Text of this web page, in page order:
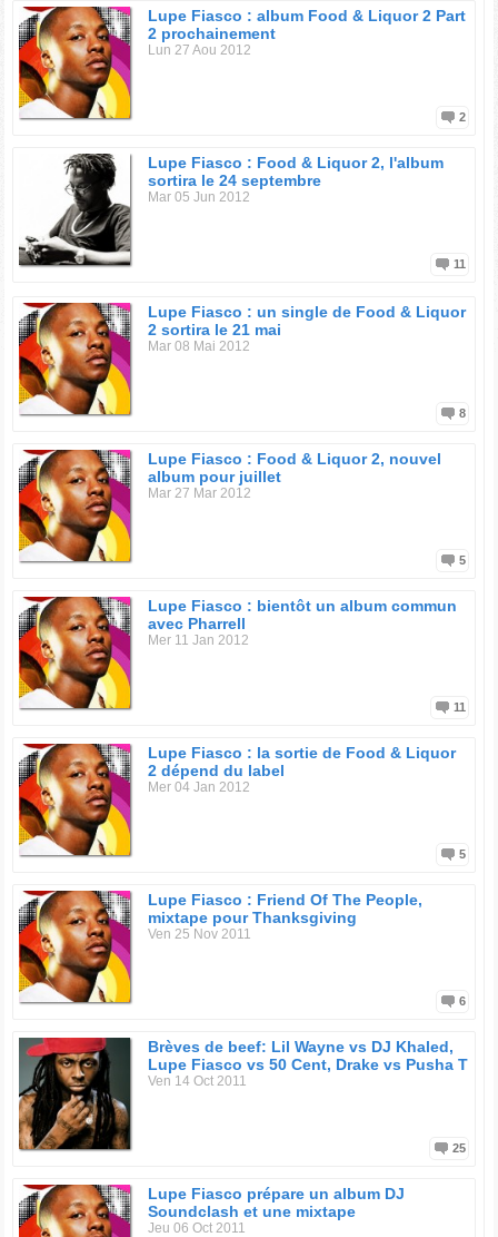
Lupe Fiasco : album Food & Liquor 2 Part
2 prochainement
Lun 27 Aou 2012
2
Lupe Fiasco : Food & Liquor 2, l'album
sortira le 24 septembre
Mar 05 Jun 2012
11
Lupe Fiasco : un single de Food & Liquor
2 sortira le 21 mai
Mar 08 Mai 2012
8
Lupe Fiasco : Food & Liquor 2, nouvel
album pour juillet
Mar 27 Mar 2012
5
Lupe Fiasco : bientôt un album commun
avec Pharrell
Mer 11 Jan 2012
11
Lupe Fiasco : la sortie de Food & Liquor
2 dépend du label
Mer 04 Jan 2012
5
Lupe Fiasco : Friend Of The People,
mixtape pour Thanksgiving
Ven 25 Nov 2011
6
Brèves de beef: Lil Wayne vs DJ Khaled,
Lupe Fiasco vs 50 Cent, Drake vs Pusha T
Ven 14 Oct 2011
25
Lupe Fiasco prépare un album DJ
Soundclash et une mixtape
Jeu 06 Oct 2011